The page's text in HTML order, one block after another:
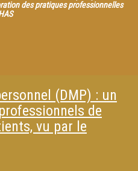
des pratiques professionnelles
(DMP) : un
de
vu par le